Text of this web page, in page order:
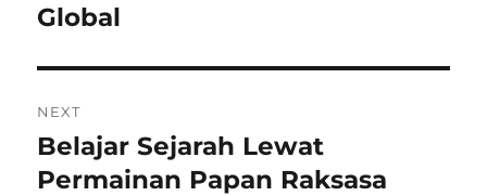
Global
NEXT
Next
post:
Belajar Sejarah Lewat
Permainan Papan Raksasa